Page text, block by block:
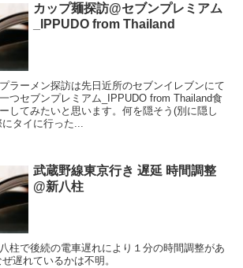
カップ麺探訪@セブンプレミアム
_IPPUDO from Thailand
ラーメン探訪は先日近所のセブンイレブンにて
つセブンプレミアム_IPPUDO from Thailand食
してみたいと思います。何を隠そう(別に隠し
タイに行った...
武蔵野線東京行き 遅延 時間調整
@新八柱
柱で後続の電車遅れにより１分の時間調整があ
遅れているかは不明。